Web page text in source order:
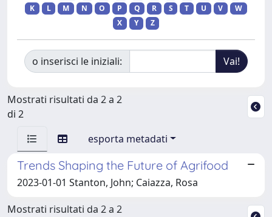
K
L M N O P Q R S T U V
W
X
Y Z
o inserisci le iniziali:
Mostrati risultati da 2 a 2
di 2
esporta metadati
Trends Shaping the Future of Agrifood
2023-01-01 Stanton, John; Caiazza, Rosa
Mostrati risultati da 2 a 2